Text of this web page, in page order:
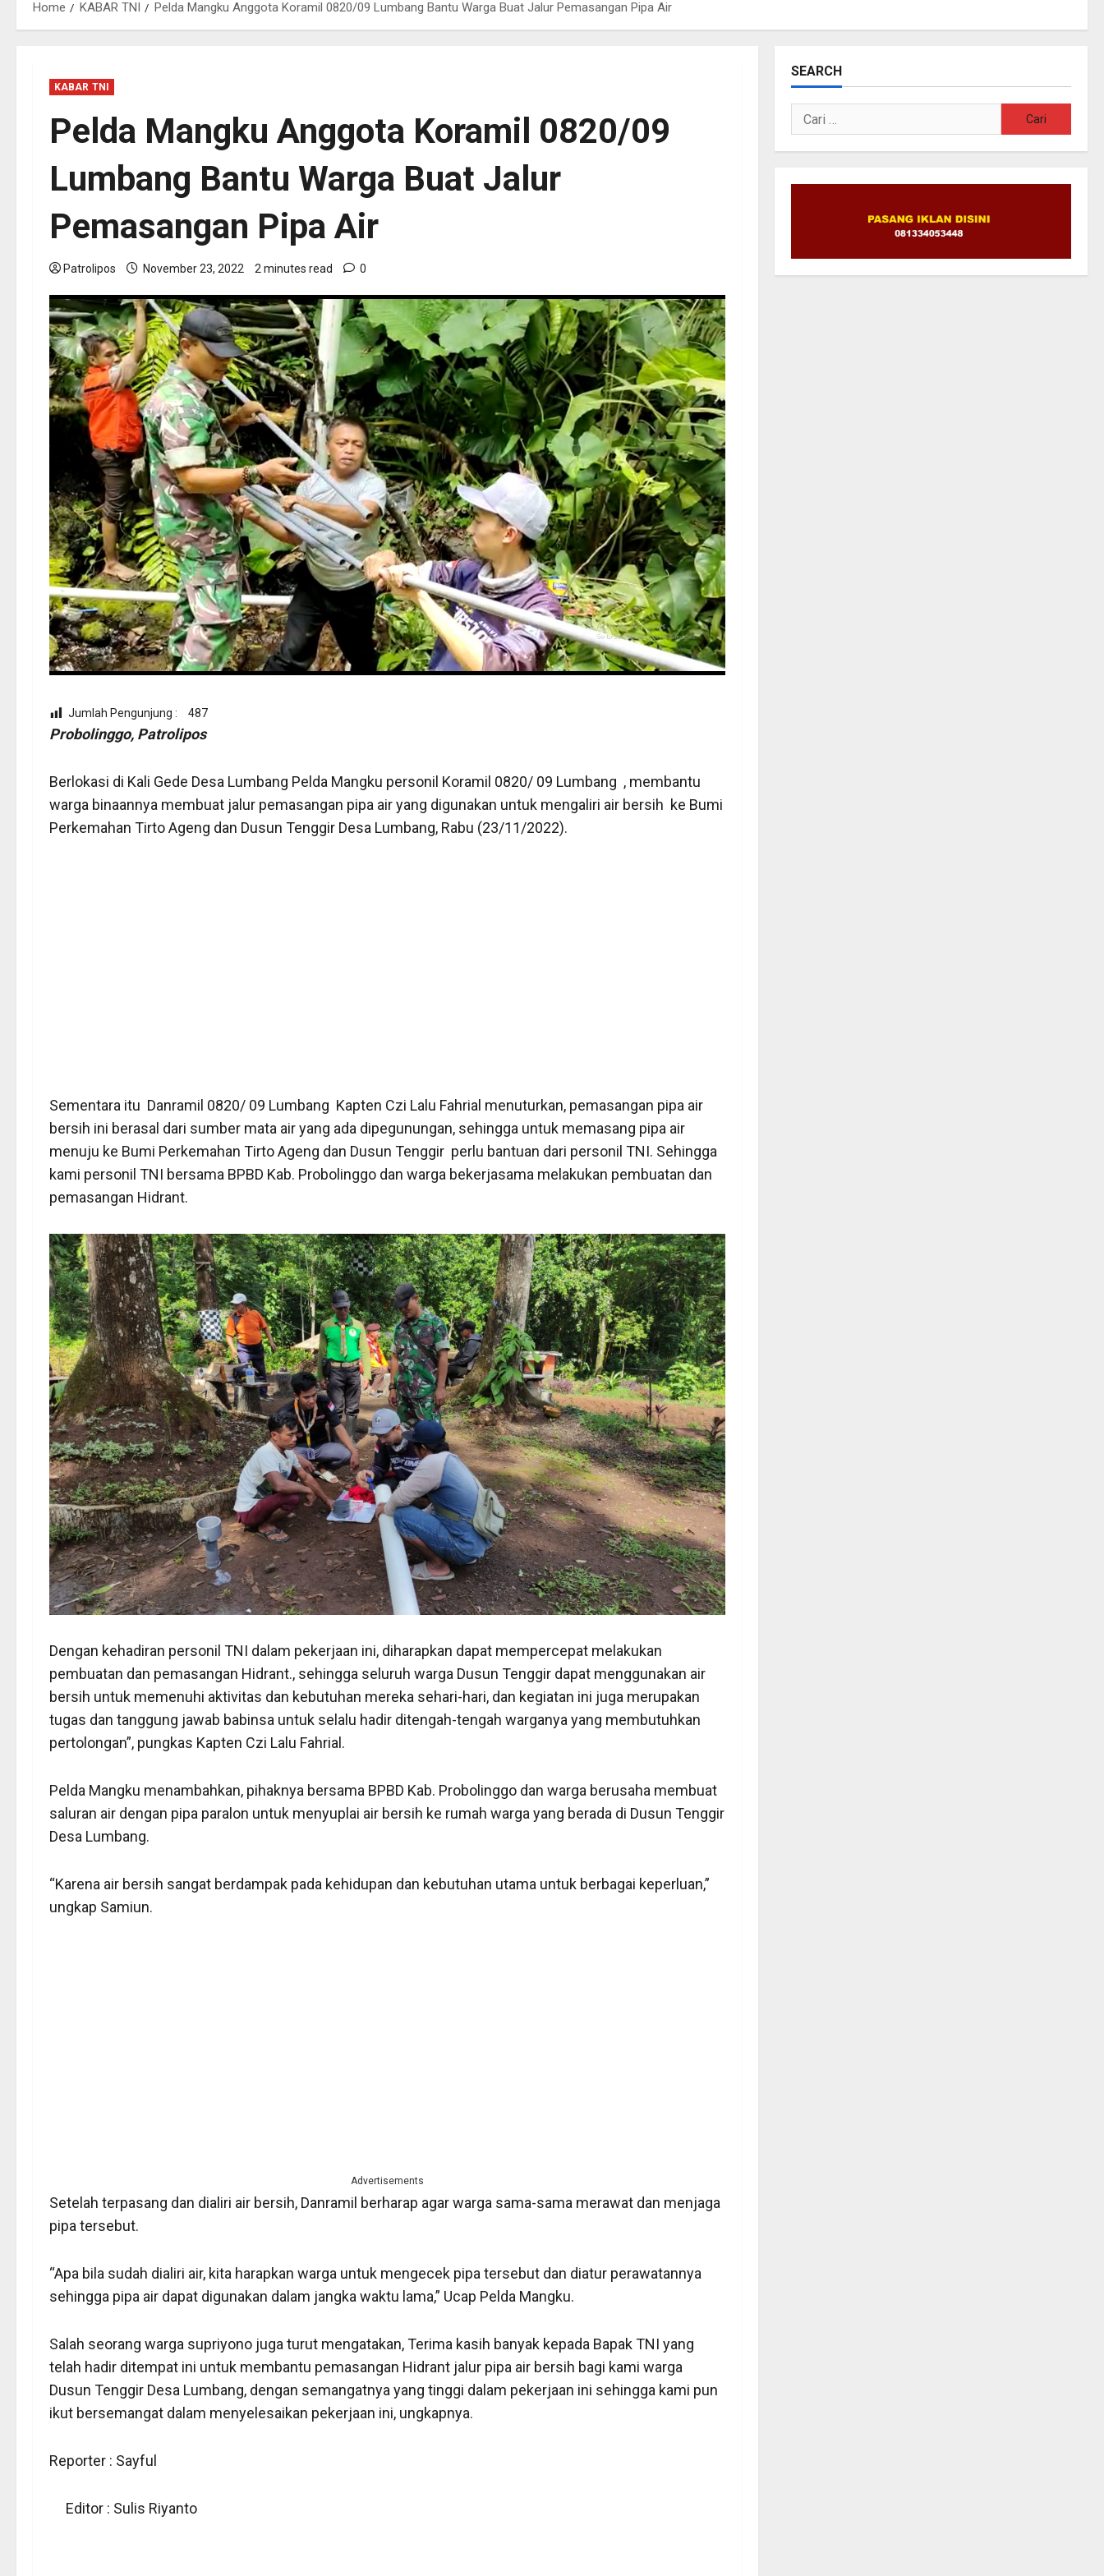
Home KABAR TNI Pelda Mangku Anggota Koramil 0820/09 Lumbang Bantu Warga Buat Jalur Pemasangan Pipa Air
KABAR TNI
Pelda Mangku Anggota Koramil 0820/09
Lumbang Bantu Warga Buat Jalur
Pemasangan Pipa Air
Patrolipos November 23, 2022 2 minutes read 0
Jumlah Pengunjung : 487
Probolinggo, Patrolipos
Berlokasi di Kali Gede Desa Lumbang Pelda Mangku personil Koramil 0820/ 09 Lumbang , membantu
warga binaannya membuat jalur pemasangan pipa air yang digunakan untuk mengaliri air bersih ke Bumi
Perkemahan Tirto Ageng dan Dusun Tenggir Desa Lumbang, Rabu (23/11/2022).
Sementara itu Danramil 0820/ 09 Lumbang Kapten Czi Lalu Fahrial menuturkan, pemasangan pipa air
bersih ini berasal dari sumber mata air yang ada dipegunungan, sehingga untuk memasang pipa air
menuju ke Bumi Perkemahan Tirto Ageng dan Dusun Tenggir perlu bantuan dari personil TNI. Sehingga
kami personil TNI bersama BPBD Kab. Probolinggo dan warga bekerjasama melakukan pembuatan dan
pemasangan Hidrant.
Dengan kehadiran personil TNI dalam pekerjaan ini, diharapkan dapat mempercepat melakukan
pembuatan dan pemasangan Hidrant., sehingga seluruh warga Dusun Tenggir dapat menggunakan air
bersih untuk memenuhi aktivitas dan kebutuhan mereka sehari-hari, dan kegiatan ini juga merupakan
tugas dan tanggung jawab babinsa untuk selalu hadir ditengah-tengah warganya yang membutuhkan
pertolongan”, pungkas Kapten Czi Lalu Fahrial.
Pelda Mangku menambahkan, pihaknya bersama BPBD Kab. Probolinggo dan warga berusaha membuat
saluran air dengan pipa paralon untuk menyuplai air bersih ke rumah warga yang berada di Dusun Tenggir
Desa Lumbang.
“Karena air bersih sangat berdampak pada kehidupan dan kebutuhan utama untuk berbagai keperluan,”
ungkap Samiun.
Advertisements
Setelah terpasang dan dialiri air bersih, Danramil berharap agar warga sama-sama merawat dan menjaga
pipa tersebut.
“Apa bila sudah dialiri air, kita harapkan warga untuk mengecek pipa tersebut dan diatur perawatannya
sehingga pipa air dapat digunakan dalam jangka waktu lama,” Ucap Pelda Mangku.
Salah seorang warga supriyono juga turut mengatakan, Terima kasih banyak kepada Bapak TNI yang
telah hadir ditempat ini untuk membantu pemasangan Hidrant jalur pipa air bersih bagi kami warga
Dusun Tenggir Desa Lumbang, dengan semangatnya yang tinggi dalam pekerjaan ini sehingga kami pun
ikut bersemangat dalam menyelesaikan pekerjaan ini, ungkapnya.
Reporter : Sayful
Editor : Sulis Riyanto
SEARCH
Cari
untuk: